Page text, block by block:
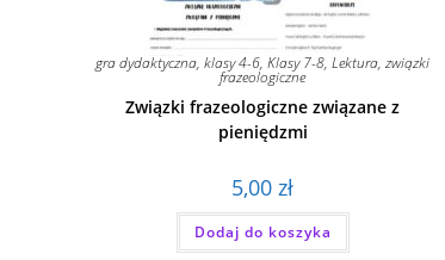
gra dydaktyczna,klasy 4-6,Klasy 7-8,Lektura,związki
frazeologiczne
Związki frazeologiczne związane z
pieniędzmi
5,00 zł
Dodaj do koszyka